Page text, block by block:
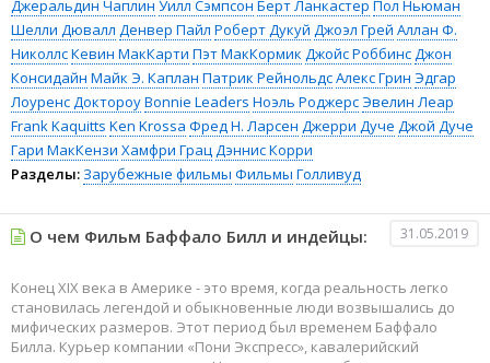
Джеральдин Чаплин Уилл Сэмпсон Берт Ланкастер Пол Ньюман
Шелли Дювалл Денвер Пайл Роберт Дукуй Джоэл Грей Аллан Ф.
НиколлсКевин МакКарти Пэт МакКормик Джойс РоббинсДжон
Консидайн Майк Э. Каплан Патрик РейнольдсАлекс Грин Эдгар
Лоуренс ДоктороуBonnie Leaders Ноэль РоджерсЭвелин Леар
Frank Kaquitts Ken Krossa Фред Н. Ларсен Джерри Дуче Джой Дуче
Гари МакКензи Хамфри ГрацДэннис Корри
Разделы: Зарубежные фильмы Фильмы Голливуд
О чем Фильм Баффало Билл и индейцы: 31.05.2019
Конец ХIХ века в Америке - это время, когда реальность легко
становилась легендой и обыкновенные люди возвышались до
мифических размеров. Этот период был временем Баффало
Билла. Курьер компании «Пони Экспресс», кавалерийский